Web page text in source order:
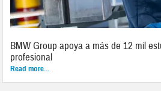
BMW Group apoya a más de 12 mil
profesional
Read more...